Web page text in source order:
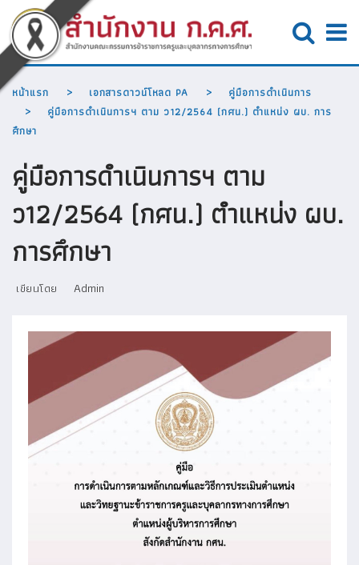
หน้าแรก เอกสารดาวน์โหลด PA
คู่มือการดำเนินการ
คู่มือการดำเนินการฯ ตาม ว12/2564 (กศน.) ตำแหน่ง ผบ. การ
ศึกษา
คู่มือการดำเนินการฯ ตาม
ว12/2564 (กศน.) ตำแหน่ง ผบ.
การศึกษา
เขียนโดย Admin